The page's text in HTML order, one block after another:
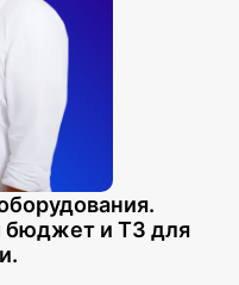
бюджет и ТЗ для